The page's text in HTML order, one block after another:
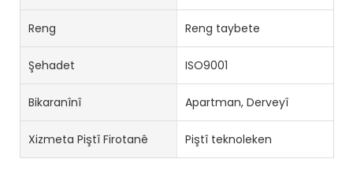
Reng Reng taybete
Şehadet ISO9001
Bikaranînî Apartman, Derveyî
Xizmeta Piştî Firotanê Piştî teknoleken